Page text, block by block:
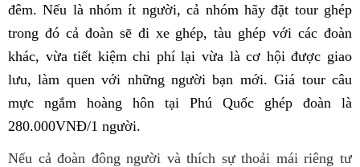
đêm. Nếu là nhóm ít người, cả nhóm hãy đặt tour ghép
trong đó cả đoàn sẽ đi xe ghép, tàu ghép với các đoàn
khác, vừa tiết kiệm chi phí lại vừa là cơ hội được giao
lưu, làm quen với những người bạn mới. Giá tour câu
mực ngắm hoàng hôn tại Phú Quốc ghép đoàn là
280.000VNĐ/1 người.
Nếu cả đoàn đông người và thích sự thoải mái riêng tư